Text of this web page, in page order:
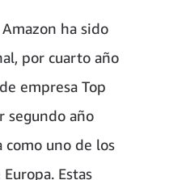
ha sido
por cuarto año
empresa Top
segundo año
como uno de los
Estas